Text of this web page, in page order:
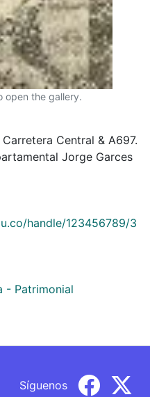
open the gallery.
Central & A697.
Jorge Garces
handle/123456789/3
- Patrimonial
Síguenos